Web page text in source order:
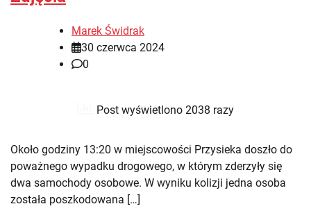
Marek Świdrak
30 czerwca 2024
0
Post wyświetlono 2038 razy
Około godziny 13:20 w miejscowości Przysieka doszło do
poważnego wypadku drogowego, w którym zderzyły się
dwa samochody osobowe. W wyniku kolizji jedna osoba
została poszkodowana […]